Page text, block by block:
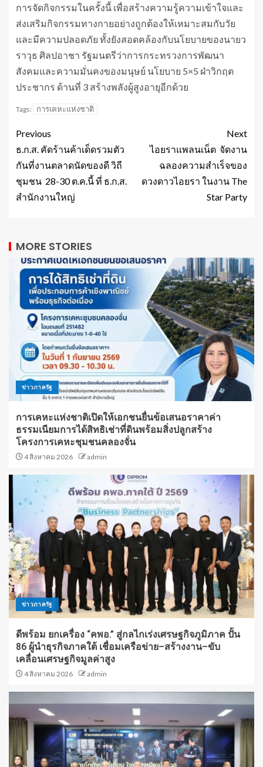
การจัดกิจกรรมในครั้งนี้ เพื่อสร้างความรู้ความเข้าใจและ
ส่งเสริมกิจกรรมทางกายอย่างถูกต้องให้เหมาะสมกับวัย
และมีความปลอดภัย ทั้งยังสอดคล้องกับนโยบายของนายว
ราวุธ ศิลปอาชา รัฐมนตรีว่าการกระทรวงการพัฒนา
สังคมและความมั่นคงของมนุษย์ นโยบาย 5×5 ฝ่าวิกฤต
ประชากร ด้านที่ 3 สร้างพลังผู้สูงอายุอีกด้วย
Tags: การเคหะแห่งชาติ
Previous
ธ.ก.ส. คัดร้านค้าเด็ดรวมตัว
กันที่งานตลาดนัดของดี วิถี
ชุมชน 28-30 ต.ค.นี้ ที่ ธ.ก.ส.
สำนักงานใหญ่
Next
ไอยราแพลนเน็ต จัดงาน
ฉลองความสำเร็จของ
ดวงดาวไอยรา ในงาน The
Star Party
MORE STORIES
ข่าวภาครัฐ
การเคหะแห่งชาติเปิดให้เอกชนยื่นข้อเสนอราคาค่า
ธรรมเนียมการได้สิทธิเช่าที่ดินพร้อมสิ่งปลูกสร้าง
โครงการเคหะชุมชนคลองจั่น
4 สิงหาคม 2026 admin
ข่าวภาครัฐ
ดีพร้อม ยกเครื่อง “คพอ.” สู่กลไกเร่งเศรษฐกิจภูมิภาค ปั้น
86 ผู้นำธุรกิจภาคใต้ เชื่อมเครือข่าย–สร้างงาน–ขับ
เคลื่อนเศรษฐกิจมูลค่าสูง
4 สิงหาคม 2026 admin